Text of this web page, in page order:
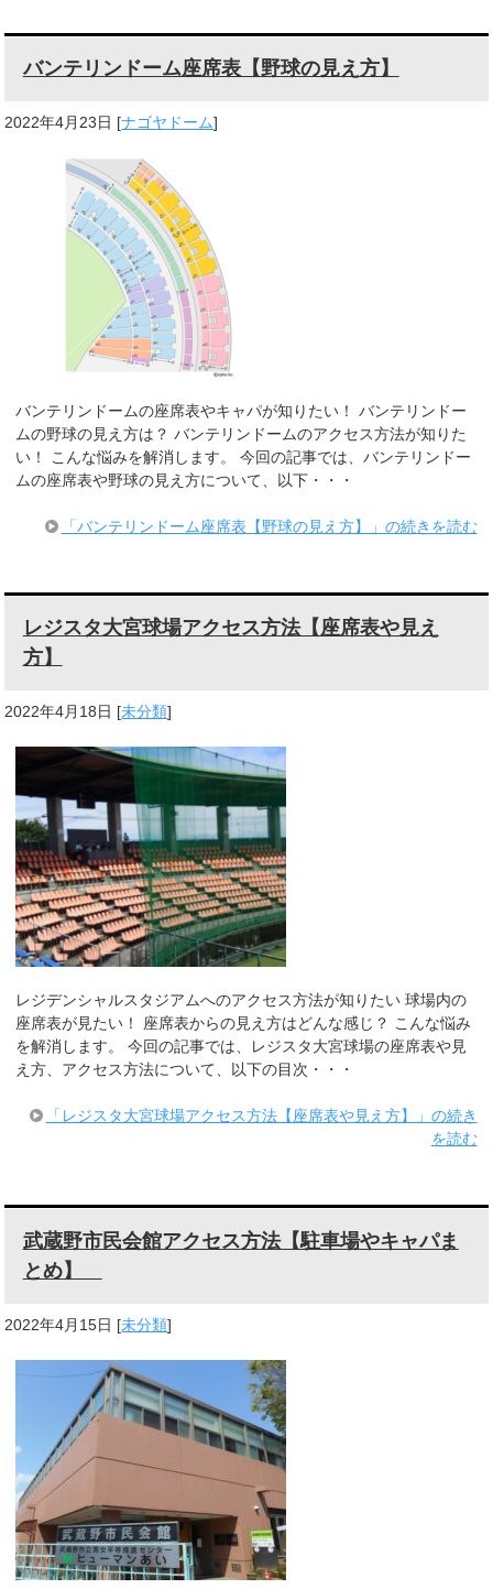
バンテリンドーム座席表【野球の見え方】
2022年4月23日 [ナゴヤドーム]
バンテリンドームの座席表やキャパが知りたい！ バンテリンドー
ムの野球の見え方は？ バンテリンドームのアクセス方法が知りた
い！ こんな悩みを解消します。 今回の記事では、バンテリンドー
ムの座席表や野球の見え方について、以下・・・
「バンテリンドーム座席表【野球の見え方】」の続きを読む
レジスタ大宮球場アクセス方法【座席表や見え
方】
2022年4月18日 [未分類]
レジデンシャルスタジアムへのアクセス方法が知りたい 球場内の
座席表が見たい！ 座席表からの見え方はどんな感じ？ こんな悩み
を解消します。 今回の記事では、レジスタ大宮球場の座席表や見
え方、アクセス方法について、以下の目次・・・
「レジスタ大宮球場アクセス方法【座席表や見え方】」の続き
を読む
武蔵野市民会館アクセス方法【駐車場やキャパま
とめ】
2022年4月15日 [未分類]